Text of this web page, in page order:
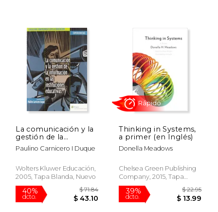
12%
dcto.
$ 10.90 50%
dcto.
La comunicación y la
gestión de la
información en las
instituciones
Compromiso con la
educación.
Paulino Carnicero I Duque
Wolters Kluwer Educación,
2005, Tapa Blanda, Nuevo
Thinking in Systems,
a primer (en Inglés)
Donella Meadows
Chelsea Green Publishing
Company, 2015, Tapa
Blanda, Nuevo
Rápido